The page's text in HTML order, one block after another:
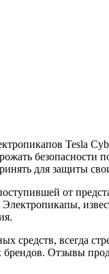
для защиты
от
средств, всегда
Отзывы